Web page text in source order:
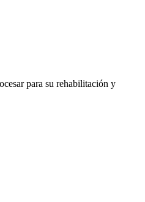
para su rehabilitación y